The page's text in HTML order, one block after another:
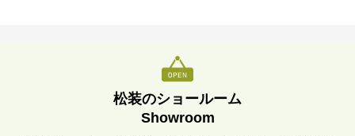
松装のショールーム
Showroom